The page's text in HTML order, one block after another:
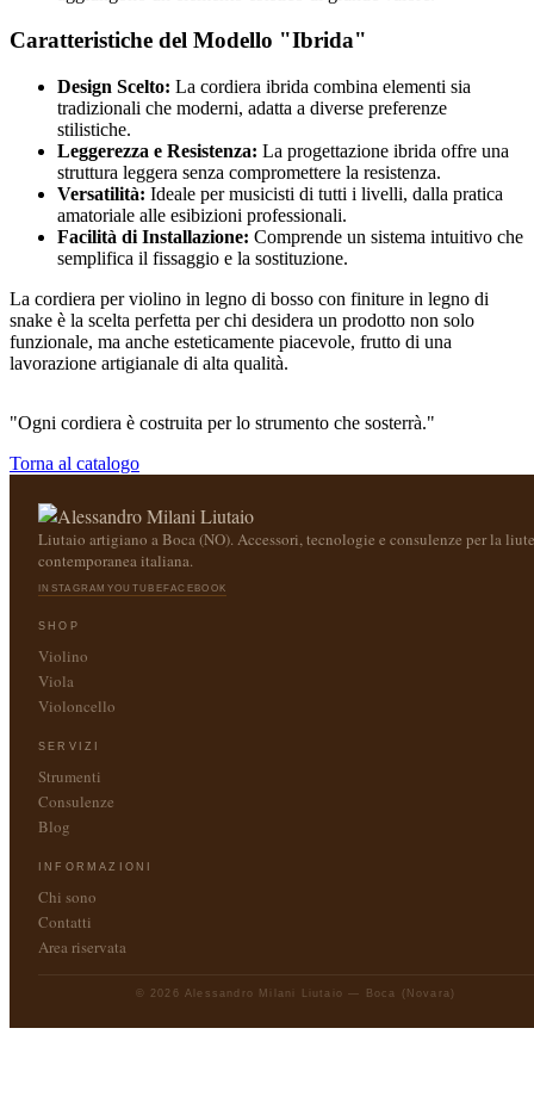
Caratteristiche del Modello "Ibrida"
Design Scelto: La cordiera ibrida combina elementi sia
tradizionali che moderni, adatta a diverse preferenze
stilistiche.
Leggerezza e Resistenza: La progettazione ibrida offre una
struttura leggera senza compromettere la resistenza.
Versatilità: Ideale per musicisti di tutti i livelli, dalla pratica
amatoriale alle esibizioni professionali.
Facilità di Installazione: Comprende un sistema intuitivo che
semplifica il fissaggio e la sostituzione.
La cordiera per violino in legno di bosso con finiture in legno di
snake è la scelta perfetta per chi desidera un prodotto non solo
funzionale, ma anche esteticamente piacevole, frutto di una
lavorazione artigianale di alta qualità.
"Ogni cordiera è costruita per lo strumento che sosterrà."
Torna al catalogo
Liutaio artigiano a Boca (NO). Accessori, tecnologie e consulenze per la
contemporanea italiana.
INSTAGRAM YOUTUBEFACEBOOK
SHOP
Violino
Viola
Violoncello
SERVIZI
Strumenti
Consulenze
Blog
INFORMAZIONI
Chi sono
Contatti
Area riservata
© 2026 Alessandro Milani Liutaio — Boca (Novara)